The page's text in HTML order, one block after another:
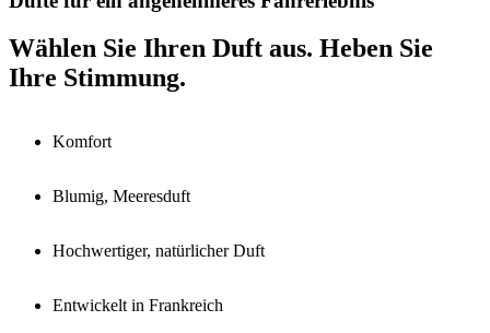
Wählen Sie Ihren Duft aus. Heben Sie
Ihre Stimmung.
Komfort
Blumig, Meeresduft
Hochwertiger, natürlicher Duft
Entwickelt in Frankreich